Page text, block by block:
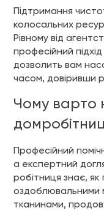
Підтримання
колосальних
Рівному від
професійний
дозволить вам
часом, довіривши
Чому варто
Професійний
а експертний
робітниця знає,
оздоблювальними
тканинами,